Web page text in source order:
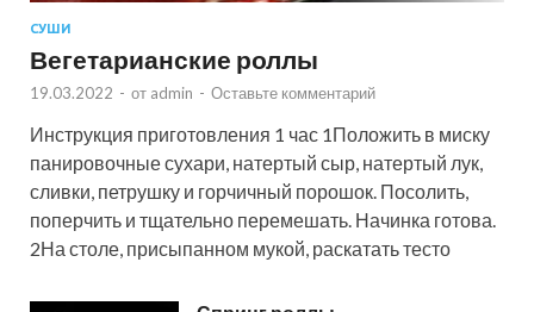
СУШИ
Вегетарианские роллы
19.03.2022 - от admin - Оставьте комментарий
Инструкция приготовления 1 час 1Положить в миску
панировочные сухари, натертый сыр, натертый лук,
сливки, петрушку и горчичный порошок. Посолить,
поперчить и тщательно перемешать. Начинка готова.
2На столе, присыпанном мукой, раскатать тесто